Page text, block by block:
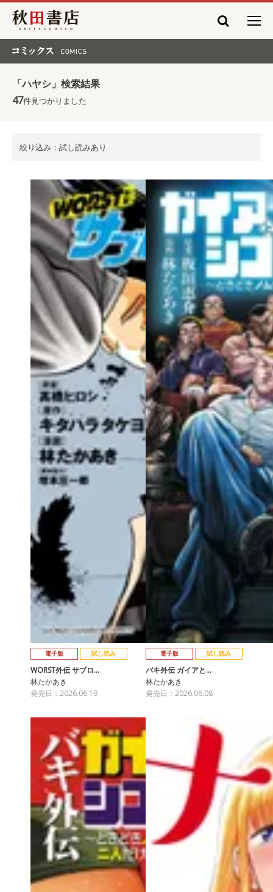
秋田書店
「ハヤシ」検索結果
47件見つかりました
絞り込み：試し読みあり
電子版 試し読み
WORST外伝 サブロ…
林たかあき
発売日：2026.06.19
電子版 試し読み
バキ外伝 ガイアと…
林たかあき
発売日：2026.06.08